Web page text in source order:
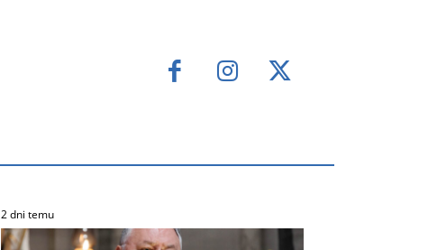
2 dni temu